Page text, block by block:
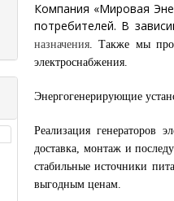
Компания «Мировая
потребителей. В
назначения. Также мы
электроснабжения.
Энергогенерирующие
Реализация генераторов
доставка, монтаж и
стабильные источники
выгодным ценам.